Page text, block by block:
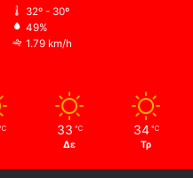
32º - 30º
49%
1.79 km/h
33 ℃
Δε
34 ℃
Τρ